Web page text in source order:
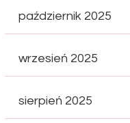
październik 2025
wrzesień 2025
sierpień 2025